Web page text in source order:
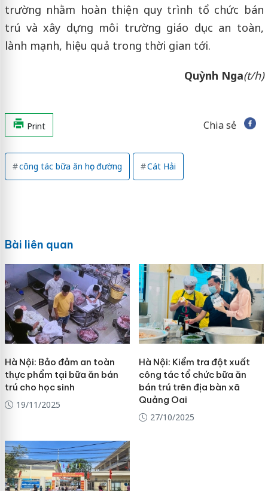
trường nhằm hoàn thiện quy trình tổ chức bán
trú và xây dựng môi trường giáo dục an toàn,
lành mạnh, hiệu quả trong thời gian tới.
Quỳnh Nga(t/h)
Print Chia sẻ
công tác bữa ăn học đường Cát Hải
Bài liên quan
Hà Nội: Bảo đảm an toàn
thực phẩm tại bữa ăn bán
trú cho học sinh
19/11/2025
Hà Nội: Kiểm tra đột xuất
công tác tổ chức bữa ăn
bán trú trên địa bàn xã
Quảng Oai
27/10/2025